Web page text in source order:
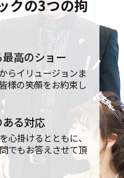
クの3つの拘
高のショー
らイリュージョンま
様の笑顔をお約束し
る対応
心掛けるとともに、
でもお答えさせて頂